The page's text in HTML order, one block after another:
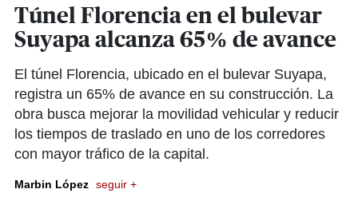
Túnel Florencia en el bulevar
Suyapa alcanza 65% de avance
El túnel Florencia, ubicado en el bulevar Suyapa,
registra un 65% de avance en su construcción. La
obra busca mejorar la movilidad vehicular y reducir
los tiempos de traslado en uno de los corredores
con mayor tráfico de la capital.
Marbin López seguir +